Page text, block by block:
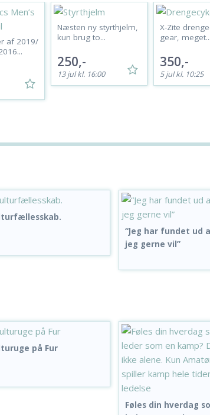
af 2019/
Næsten ny styrthjelm,
kun brug to...
250,-
13 jul kl. 16:00
X-Zite
gear, meget...
350,-
5 jul kl. 10:25
“Jeg har fundet ud
jeg gerne vil”
på Fur
Føles din hverdag